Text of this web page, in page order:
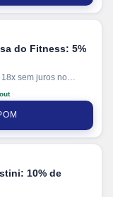
do Fitness: 5%
sem juros no
em pagamentos via
10% de